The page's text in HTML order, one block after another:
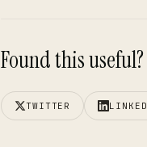
Found this
TWITTER